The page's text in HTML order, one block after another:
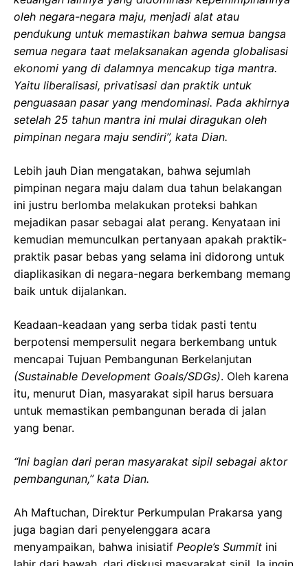
oleh negara-negara maju, menjadi alat atau
pendukung untuk memastikan bahwa semua bangsa
semua negara taat melaksanakan agenda globalisasi
ekonomi yang di dalamnya mencakup tiga mantra.
Yaitu liberalisasi, privatisasi dan praktik untuk
penguasaan pasar yang mendominasi. Pada akhirnya
setelah 25 tahun mantra ini mulai diragukan oleh
pimpinan negara maju sendiri”, kata Dian.
Lebih jauh Dian mengatakan, bahwa sejumlah
pimpinan negara maju dalam dua tahun belakangan
ini justru berlomba melakukan proteksi bahkan
mejadikan pasar sebagai alat perang. Kenyataan ini
kemudian memunculkan pertanyaan apakah praktik-
praktik pasar bebas yang selama ini didorong untuk
diaplikasikan di negara-negara berkembang memang
baik untuk dijalankan.
Keadaan-keadaan yang serba tidak pasti tentu
berpotensi mempersulit negara berkembang untuk
mencapai Tujuan Pembangunan Berkelanjutan
(Sustainable Development Goals/SDGs). Oleh karena
itu, menurut Dian, masyarakat sipil harus bersuara
untuk memastikan pembangunan berada di jalan
yang benar.
“Ini bagian dari peran masyarakat sipil sebagai aktor
pembangunan,” kata Dian.
Ah Maftuchan, Direktur Perkumpulan Prakarsa yang
juga bagian dari penyelenggara acara
menyampaikan, bahwa inisiatif People’s Summit ini